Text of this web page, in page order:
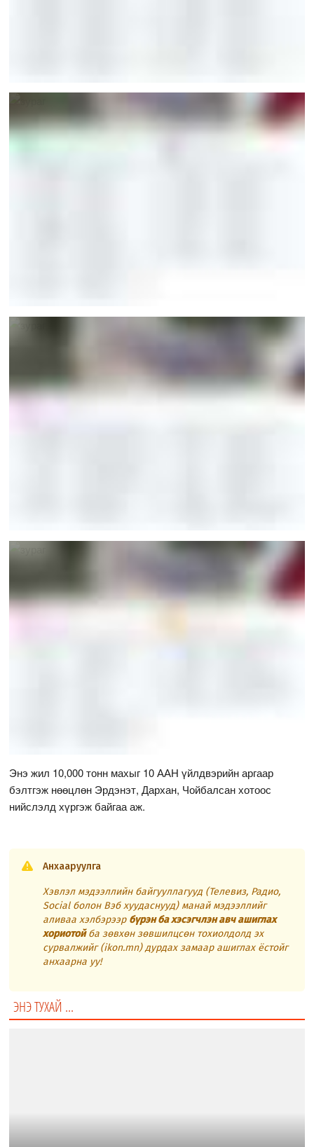
Энэ жил 10,000 тонн махыг 10 ААН үйлдвэрийн аргаар
бэлтгэж нөөцлөн Эрдэнэт, Дархан, Чойбалсан хотоос
нийслэлд хүргэж байгаа аж.
Анхааруулга
Хэвлэл мэдээллийн байгууллагууд (Телевиз, Радио,
Social болон Вэб хуудаснууд) манай мэдээллийг
аливаа хэлбэрээр бүрэн ба хэсэгчлэн авч ашиглах
хориотойба зөвхөн зөвшилцсөн тохиолдолд эх
сурвалжийг (ikon.mn) дурдах замаар ашиглах ёстойг
анхаарна уу!
ЭНЭ ТУХАЙ ...